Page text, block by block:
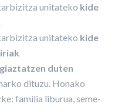
unitateko kide
unitateko kide
duten
dituzu. Honako
familia liburua, seme-